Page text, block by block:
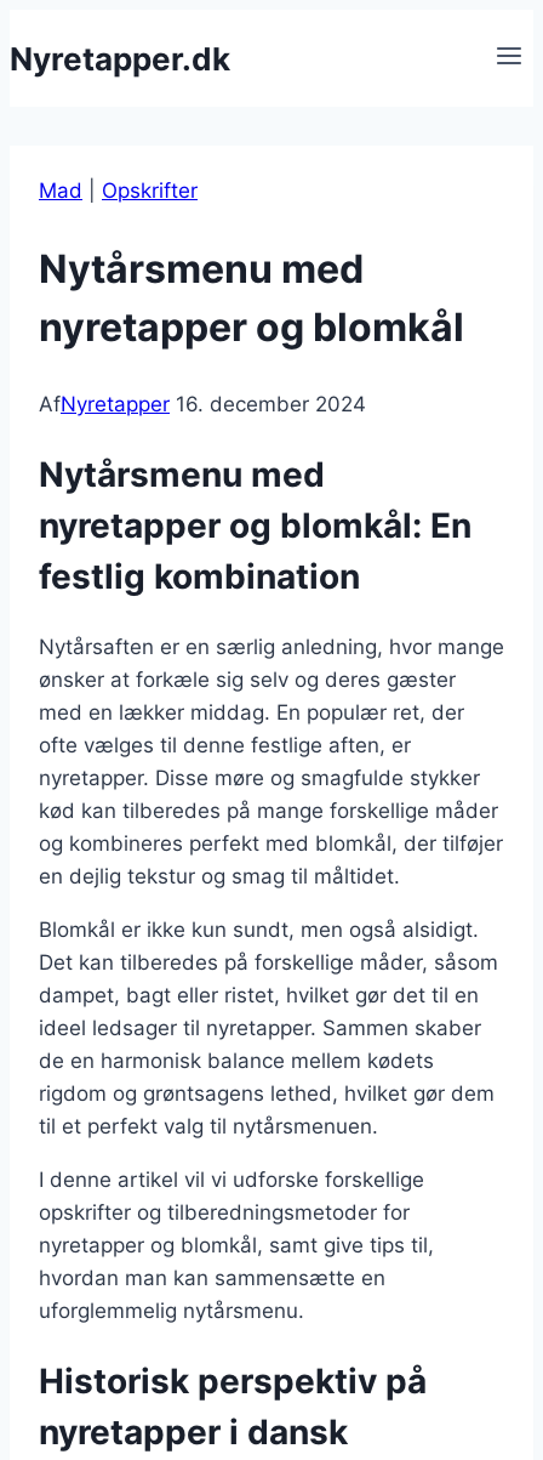
til
Nyretapper.dk
Mad Opskrifter
Nytårsmenu med
nyretapper og blomkål
AfNyretapper 16. december 2024
Nytårsmenu med
nyretapper og blomkål: En
festlig kombination
Nytårsaften er en særlig anledning, hvor mange
ønsker at forkæle sig selv og deres gæster
med en lækker middag. En populær ret, der
ofte vælges til denne festlige aften, er
nyretapper. Disse møre og smagfulde stykker
kød kan tilberedes på mange forskellige måder
og kombineres perfekt med blomkål, der tilføjer
en dejlig tekstur og smag til måltidet.
Blomkål er ikke kun sundt, men også alsidigt.
Det kan tilberedes på forskellige måder, såsom
dampet, bagt eller ristet, hvilket gør det til en
ideel ledsager til nyretapper. Sammen skaber
de en harmonisk balance mellem kødets
rigdom og grøntsagens lethed, hvilket gør dem
til et perfekt valg til nytårsmenuen.
I denne artikel vil vi udforske forskellige
opskrifter og tilberedningsmetoder for
nyretapper og blomkål, samt give tips til,
hvordan man kan sammensætte en
uforglemmelig nytårsmenu.
Historisk perspektiv på
nyretapper i dansk